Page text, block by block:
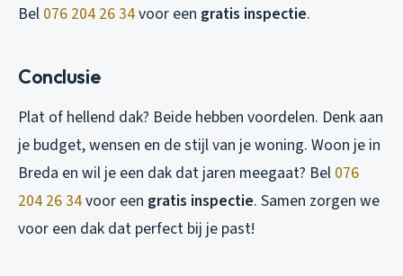
Bel 076 204 26 34voor een gratis inspectie.
Conclusie
Plat of hellend dak? Beide hebben voordelen. Denk aan
je budget, wensen en de stijl van je woning. Woon je in
Breda en wil je een dak dat jaren meegaat? Bel 076
204 26 34voor een gratis inspectie. Samen zorgen we
voor een dak dat perfect bij je past!